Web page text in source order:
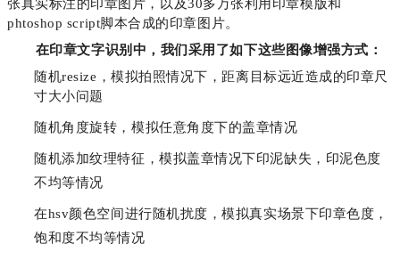
张真实标注的印章图片，以及30多万张利用印章模版和
phtoshop script脚本合成的印章图片。
在印章文字识别中，我们采用了如下这些图像增强方式：
随机resize，模拟拍照情况下，距离目标远近造成的印章尺
寸大小问题
随机角度旋转，模拟任意角度下的盖章情况
随机添加纹理特征，模拟盖章情况下印泥缺失，印泥色度
不均等情况
在hsv颜色空间进行随机扰度，模拟真实场景下印章色度，
饱和度不均等情况